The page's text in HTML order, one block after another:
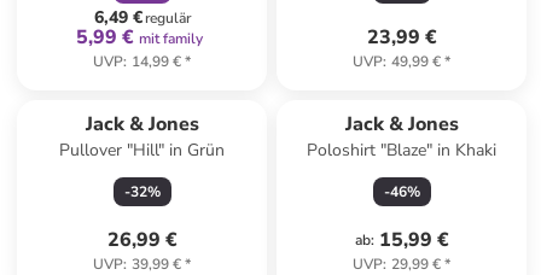
6,49 €regulär
5,99 € mit family
UVP: 14,99 €*
23,99 €
UVP: 49,99 €*
Jack & Jones
Pullover "Hill" in Grün
-32%
26,99 €
UVP: 39,99 €*
Jack & Jones
Poloshirt "Blaze" in Khaki
-46%
ab: 15,99 €
UVP: 29,99 €*